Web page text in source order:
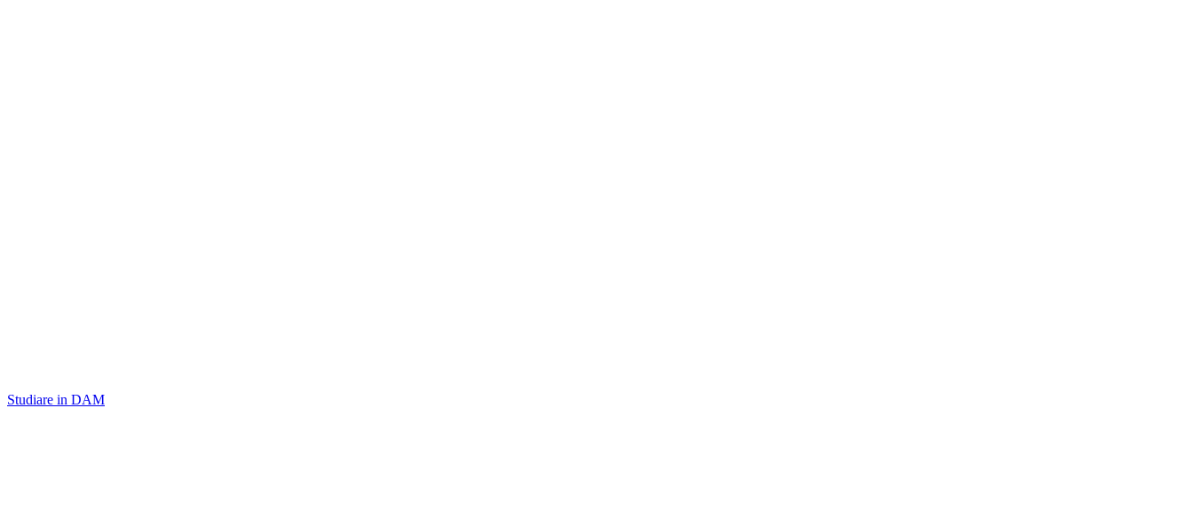
Studiare in DAM